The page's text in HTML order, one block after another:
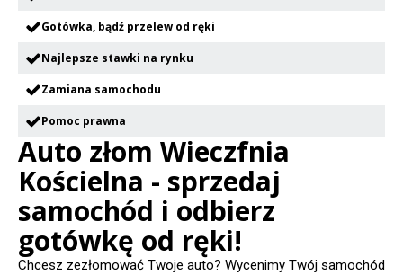
Gotówka, bądź przelew od ręki
Najlepsze stawki na rynku
Zamiana samochodu
Pomoc prawna
Auto złom Wieczfnia
Kościelna - sprzedaj
samochód i odbierz
gotówkę od ręki!
Chcesz zezłomować Twoje auto? Wycenimy Twój samochód